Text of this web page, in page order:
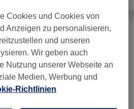
Frauen (7) ab 26 €
Männer (8)
Cookies und Cookies von
Anzeigen zu personalisieren,
und unseren
Wir geben auch
Nutzung unserer Webseite an
Medien, Werbung und
Richtlinien